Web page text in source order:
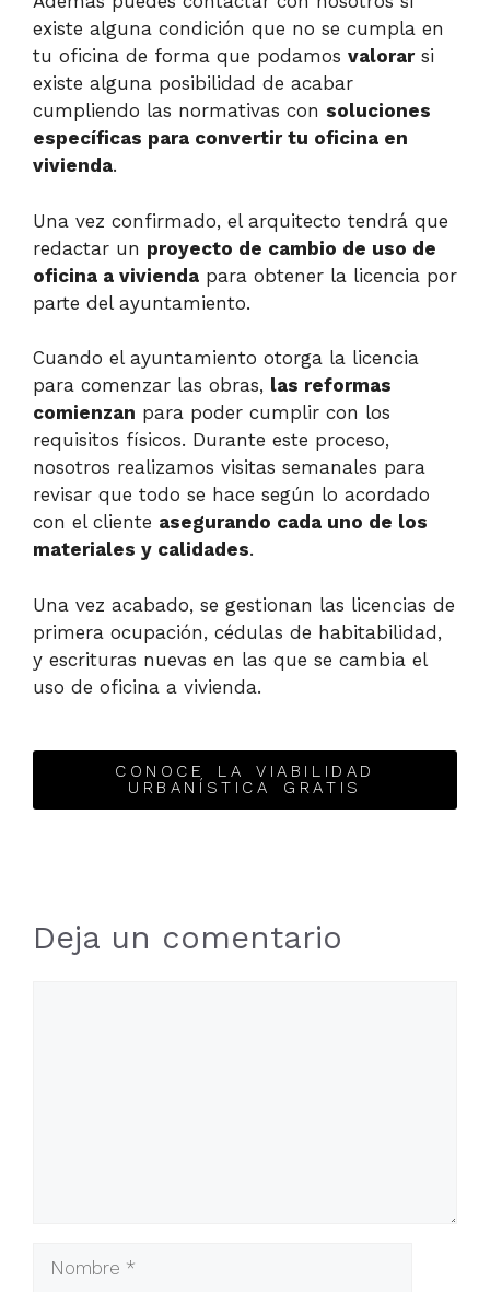
existe alguna condición que no se cumpla en
tu oficina de forma que podamos valorarsi
existe alguna posibilidad de acabar
cumpliendo las normativas con soluciones
específicas para convertir tu oficina en
vivienda.
Una vez confirmado, el arquitecto tendrá que
redactar un proyecto de cambio de uso de
oficina a vivienda para obtener la licencia por
parte del ayuntamiento.
Cuando el ayuntamiento otorga la licencia
para comenzar las obras, las reformas
comienzan para poder cumplir con los
requisitos físicos. Durante este proceso,
nosotros realizamos visitas semanales para
revisar que todo se hace según lo acordado
con el cliente asegurando cada uno de los
materiales y calidades.
Una vez acabado, se gestionan las licencias de
primera ocupación, cédulas de habitabilidad,
y escrituras nuevas en las que se cambia el
uso de oficina a vivienda.
CONOCE LA VIABILIDAD
URBANÍSTICA GRATIS
Deja un comentario